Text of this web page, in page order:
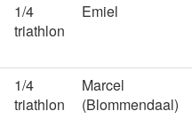
1/4
triathlon
Emiel
1/4
triathlon
Marcel
(Blommendaal)